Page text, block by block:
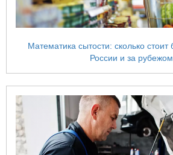
Математика сытости: сколько стоит
России и за